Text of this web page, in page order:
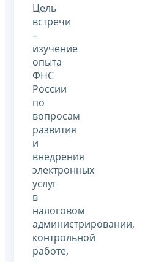
Цель
встречи
–
изучение
опыта
ФНС
России
по
вопросам
развития
и
внедрения
электронных
услуг
в
налоговом
администрировании,
контрольной
работе,